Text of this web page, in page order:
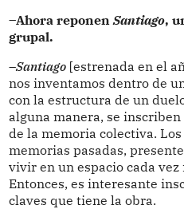
–Ahora reponen Santiago,
grupal.
–Santiago[estrenada en el
nos inventamos dentro de
con la estructura de un
alguna manera, se
de la memoria colectiva.
memorias pasadas,
vivir en un espacio cada
Entonces, es interesante
claves que tiene la obra.